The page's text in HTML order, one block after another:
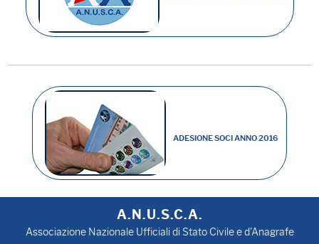
ADESIONE SOCI ANNO 2016
A.N.U.S.C.A.
Associazione Nazionale Ufficiali di Stato Civile e d'Anagrafe